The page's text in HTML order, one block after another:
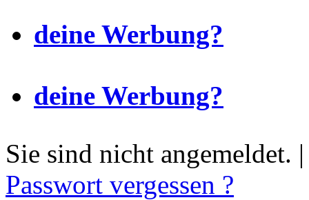
deine Werbung?
deine Werbung?
Sie sind nicht angemeldet. |
Passwort vergessen ?